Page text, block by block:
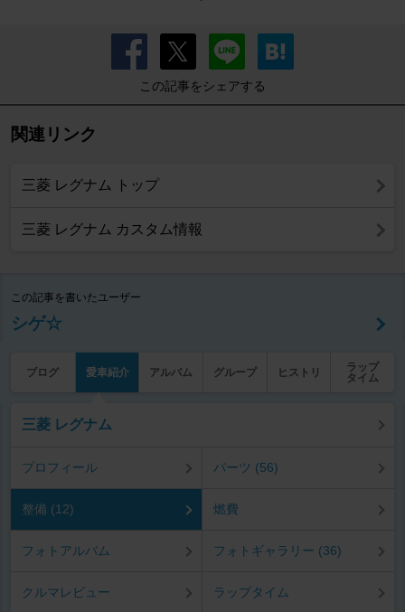
この記事をシェアする
関連リンク
三菱 レグナム トップ
三菱 レグナム カスタム情報
この記事を書いたユーザー
シゲ☆
ブログ 愛車紹介 アルバム グループ ヒストリ
ラップ
タイム
三菱 レグナム
プロフィール パーツ (56)
整備 (12) 燃費
フォトアルバム フォトギャラリー (36)
クルマレビュー ラップタイム